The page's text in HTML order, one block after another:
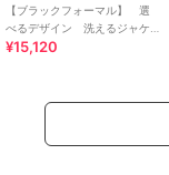
【ブラックフォーマル】 選
べるデザイン 洗えるジャケ
ット・ワンピースアンサンブ
¥15,120